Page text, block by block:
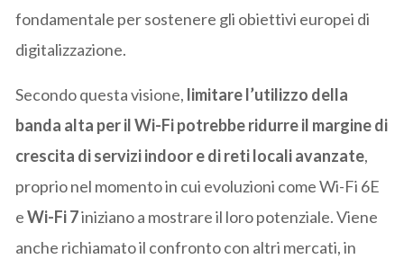
fondamentale per sostenere gli obiettivi europei di
digitalizzazione.
Secondo questa visione, limitare l’utilizzo della
banda alta per il Wi-Fi potrebbe ridurre il margine di
crescita di servizi indoor e di reti locali avanzate,
proprio nel momento in cui evoluzioni come Wi-Fi 6E
eWi-Fi 7iniziano a mostrare il loro potenziale. Viene
anche richiamato il confronto con altri mercati, in